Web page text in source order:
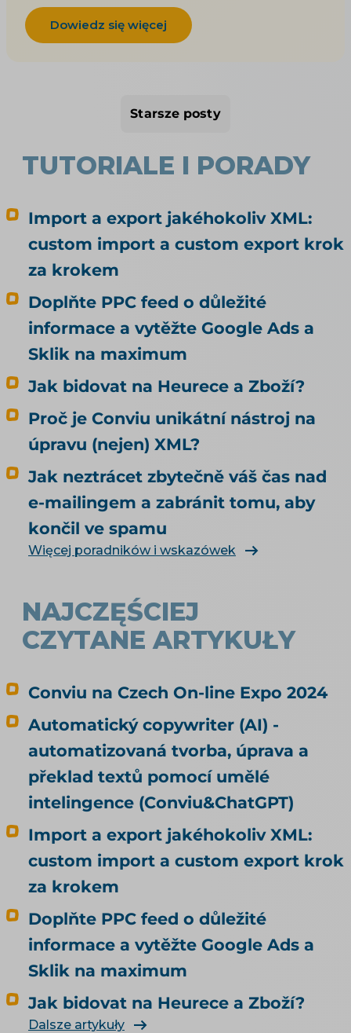
čím se liší od klasického marketplace, jaké
klade nároky a kam jinam se dá doma a na
samostatných článcích; tady jde o Alzu a další
Dowiedz się więcej
Starsze posty
TUTORIALE I PORADY
Import a export jakéhokoliv XML:
custom import a custom export krok
za krokem
Doplňte PPC feed o důležité
informace a vytěžte Google Ads a
Sklik na maximum
Jak bidovat na Heurece a Zboží?
Proč je Conviu unikátní nástroj na
úpravu (nejen) XML?
Jak neztrácet zbytečně váš čas nad
e-mailingem a zabránit tomu, aby
končil ve spamu
Więcej poradników i wskazówek
NAJCZĘŚCIEJ
CZYTANE ARTYKUŁY
Conviu na Czech On-line Expo 2024
Automatický copywriter (AI) -
automatizovaná tvorba, úprava a
překlad textů pomocí umělé
intelingence (Conviu&ChatGPT)
Import a export jakéhokoliv XML:
custom import a custom export krok
za krokem
Doplňte PPC feed o důležité
informace a vytěžte Google Ads a
Sklik na maximum
Jak bidovat na Heurece a Zboží?
Dalsze artykuły